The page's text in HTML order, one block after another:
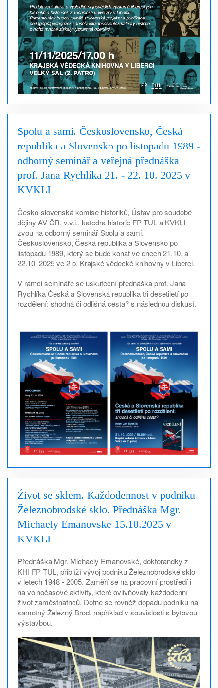
Spolu a sami. Československo, Česká
republika a Slovensko po listopadu 1989 -
odborný seminář a veřejná přednáška
prof. Jana Rychlíka 21. - 22. 10. 2025 v
KVKLI
Česko-slovenská komise historiků, Ústav pro soudobé
dějiny AV ČR, v.v.i., katedra historie FP TUL a KVKLI
zvou na odborný seminář Spolu a sami.
Československo, Česká republika a Slovensko po
listopadu 1989, který se bude konat ve dnech 21.10. a
22.10. 2025 ve 2 p. Krajské vědecké knihovny v Liberci.
V rámci semináře se uskuteční přednáška prof. Jana
Rychlíka Česká a Slovenská republika tři desetiletí po
rozdělení: shodná či odlišná cesta? s následnou diskusí.
Źivot se sklem. Každodennost v podniku
Železnobrodské sklo. Přednáška Mgr.
Michaely Emanovské 15.10.2025 v
KVKLI
Přednáška Mgr. Michaely Emanovské, doktorandky z
KHI FP TUL, přiblíží vývoj podniku Železnobrodské sklo
v letech 1948 - 2005. Zaměří se na pracovní prostředí i
na volnočasové aktivity, které ovlivňovaly každodenní
život zaměstnatnců. Dotne se rovněž dopadu podniku na
samotný Železný Brod, například v souvislosti s bytovou
výstavbou.